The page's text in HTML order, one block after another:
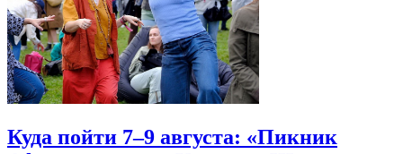
Куда пойти 7–9 августа: «Пикник